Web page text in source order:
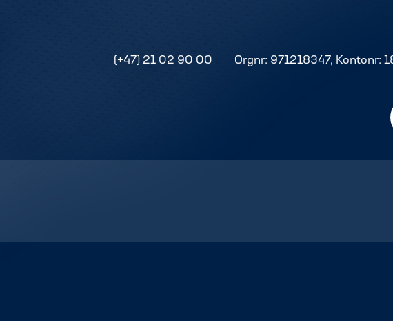
(+47) 21 02 90 00 Orgnr: 971218347, Kontonr: